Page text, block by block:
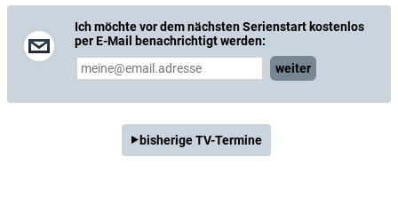
Ich möchte vor dem nächsten Serienstart kostenlos
per E-Mail benachrichtigt werden:
weiter
bisherige TV-Termine